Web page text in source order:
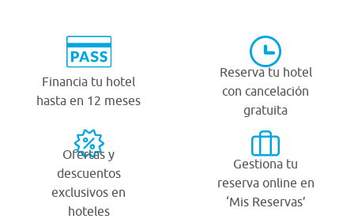
Financia tu hotel
hasta en 12 meses
Reserva tu hotel
con cancelación
gratuita
Ofertas y
descuentos
exclusivos en
hoteles
Gestiona tu
reserva online en
‘Mis Reservas’